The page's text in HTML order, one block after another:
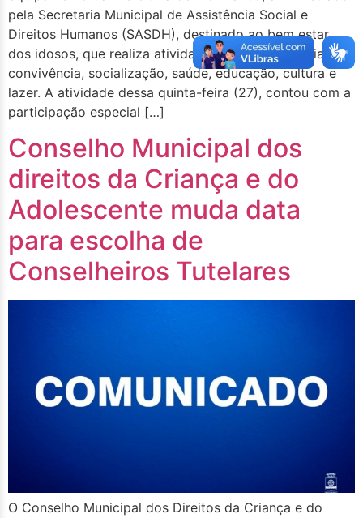
pela Secretaria Municipal de Assistência Social e
Direitos Humanos (SASDH), destinado ao bem estar
dos idosos, que realiza atividades integradas diárias de
convivência, socialização, saúde, educação, cultura e
lazer. A atividade dessa quinta-feira (27), contou com a
participação especial […]
Conselho Municipal dos
direitos da Criança e do
Adolescente muda data
para escolha de
Conselheiros Tutelares
O Conselho Municipal dos Direitos da Criança e do